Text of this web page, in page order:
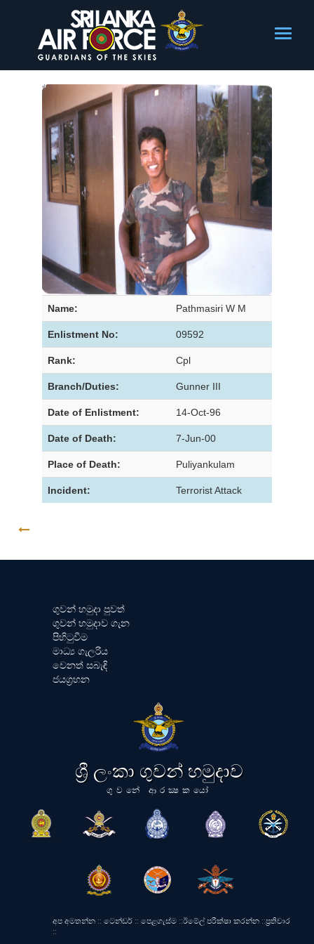
Name: Pathmasiri W M
Enlistment No: 09592
Rank: Cpl
Branch/Duties: Gunner III
Date of Enlistment: 14-Oct-96
Date of Death: 7-Jun-00
Place of Death: Puliyankulam
Incident: Terrorist Attack
ගුවන් හමුදා පුවත්
ගුවන් හමුදාව ගැන
පිහිටුවීම
මාධ්‍ය ගැලරිය
වෙනත් සබැඳි
ජයග්‍රහන
ශ්‍රී ලංකා ගුවන් හමුදාව
ගුවනේ ආරක්‍ෂකයෝ
අප අමතන්න :: ටෙන්ඩර් :: පෙළගැස්ම ::ඊමේල් පරීක්ෂා කරන්න ::ප්‍රතිචාර
::